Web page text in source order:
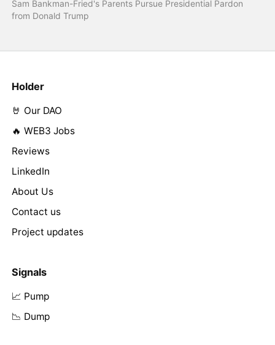
Sam Bankman-Fried's Parents Pursue Presidential Pardon
from Donald Trump
Holder
🤘 Our DAO
🔥 WEB3 Jobs
Reviews
LinkedIn
About Us
Contact us
Project updates
Signals
📈 Pump
📉 Dump